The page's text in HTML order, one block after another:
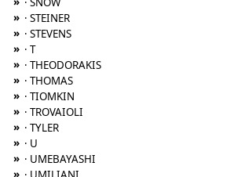
» · STEINER
» · STEVENS
» · T
» · THEODORAKIS
» · THOMAS
» · TIOMKIN
» · TROVAIOLI
» · TYLER
» · U
» · UMEBAYASHI
»